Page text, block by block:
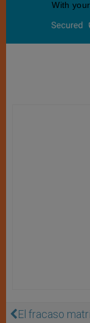
El fracaso